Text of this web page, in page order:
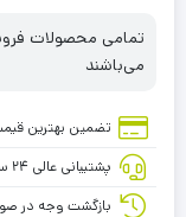
می‌باشند
تضمین بهترین
پشتیبانی عالی ۲۴ ساعته، ۷ روز هفته
بازگشت وجه در